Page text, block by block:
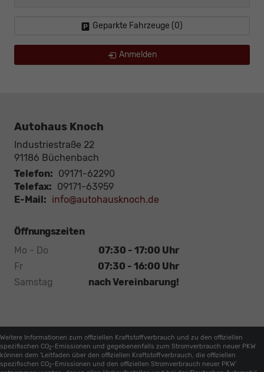
Geparkte Fahrzeuge (0)
Anmelden
Autohaus Knoch
Industriestraße 22
91186 Büchenbach
Telefon: 09171-62290
Telefax: 09171-63959
E-Mail: info@autohausknoch.de
Öffnungszeiten
Mo - Do
07:30 - 17:00 Uhr
Fr
07:30 - 16:00 Uhr
Samstag
nach Vereinbarung!
Weitere Informationen zum offiziellen Kraftstoffverbrauch und zu den offiziellen
spezifischen CO2 -Emissionen und gegebenenfalls zum Stromverbrauch neuer PKW
können dem 'Leitfaden über den offiziellen Kraftstoffverbrauch, die offiziellen
spezifischen CO2 -Emissionen und den offiziellen Stromverbrauch neuer PKW'